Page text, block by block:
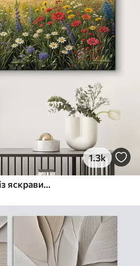
1.3k
Пишна сільська місцевість із яскравим лугом диких квітів, наповненим різнокольоровими квітами під хмарним небом